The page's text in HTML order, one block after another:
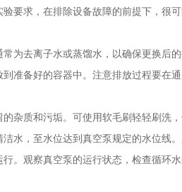
求，在排除设备故障的前提下，很可
去离子水或蒸馏水，以确保更换后的
备好的容器中。注意排放过程要在
质和污垢。可使用软毛刷轻轻刷洗，
，至水位达到真空泵规定的水位线。
观察真空泵的运行状态，检查循环水